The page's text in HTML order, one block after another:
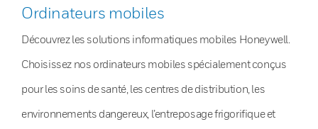
Ordinateurs mobiles
Découvrez les solutions informatiques mobiles Honeywell.
Choisissez nos ordinateurs mobiles spécialement conçus
pour les soins de santé, les centres de distribution, les
environnements dangereux, l’entreposage frigorifique et